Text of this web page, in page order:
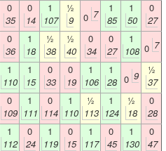
0
35
0
14
1
107
½
9
0 7
1
85
1
50
0
27
0
36
1
18
½
38
½
40
0
34
0
27
1
108 0 7
1
110
1
15
0
33
0
19
1
106
1
28 0 9
½
37
0
109
1
111
0
114
1
110
½
113
1
124
½
18
0
28
1
112
0
24
1
119
0
15
1
117
0
45
1
130
0
47